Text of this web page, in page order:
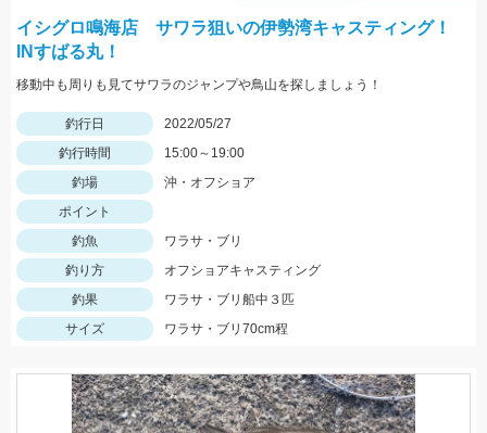
イシグロ鳴海店 サワラ狙いの伊勢湾キャスティング！
INすばる丸！
移動中も周りも見てサワラのジャンプや鳥山を探しましょう！
釣行日
2022/05/27
釣行時間
15:00～19:00
釣場
沖・オフショア
ポイント
釣魚
ワラサ・ブリ
釣り方
オフショアキャスティング
釣果
ワラサ・ブリ船中３匹
サイズ
ワラサ・ブリ70cm程